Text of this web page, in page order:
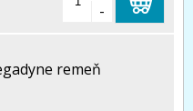
-
remeň